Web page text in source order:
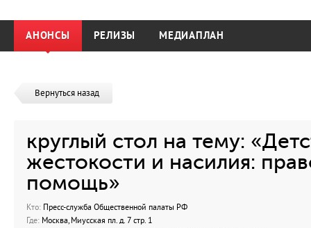
АНОНСЫ РЕЛИЗЫ МЕДИАПЛАН
Вернуться назад
круглый стол на тему:
жестокости и насилия:
помощь»
Кто: Пресс-служба Общественной палаты РФ
Где: Москва, Миусская пл. д. 7 стр. 1